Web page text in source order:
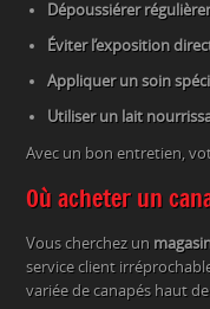
Dépoussiérer
Éviter l’exposition
Appliquer un soin
Utiliser un lait
Avec un bon entretien,
Où acheter un
Vous cherchez un
service client
variée de canapés haut